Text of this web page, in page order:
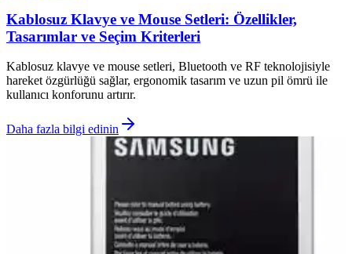
Kablosuz Klavye ve Mouse Setleri: Özellikler,
Tasarımlar ve Seçim Kriterleri
Kablosuz klavye ve mouse setleri, Bluetooth ve RF teknolojisiyle
hareket özgürlüğü sağlar, ergonomik tasarım ve uzun pil ömrü ile
kullanıcı konforunu artırır.
Daha fazla bilgi edinin